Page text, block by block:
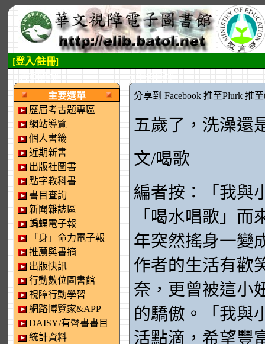
[登入/註冊]
主要選單
歷屆考古題專區
網站導覽
個人書籤
近期新書
出版社圖書
點字教科書
書目查詢
新聞雜誌區
蝙蝠電子報
「身」命力電子報
推薦與書摘
出版快訊
行動數位圖書館
視障行動學習
網路博覽家&APP
DAISY/有聲書書目
統計資料
分享到 Facebook 推至Plurk 推
五歲了，洗澡還
文/喝歌
編者按：「我與
「喝水唱歌」
年突然搖身一變
作者的生活有歡
奈，更曾被這小
的驕傲。「我與
活點滴，希望豐